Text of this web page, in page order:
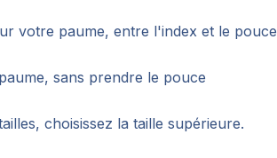
votre paume, entre l'index et le pouce
sans prendre le pouce
choisissez la taille supérieure.